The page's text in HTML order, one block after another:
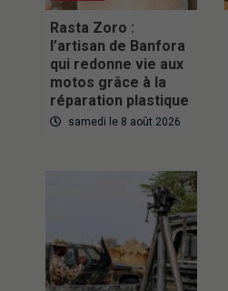
Rasta Zoro :
l’artisan de Banfora
qui redonne vie aux
motos grâce à la
réparation plastique
samedi le 8 août 2026